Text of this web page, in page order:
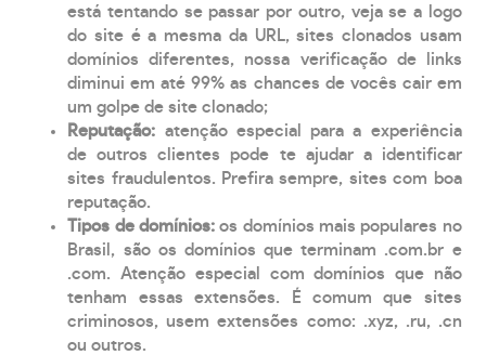
está tentando se passar por outro, veja se a logo
do site é a mesma da URL, sites clonados usam
domínios diferentes, nossa verificação de links
diminui em até 99% as chances de vocês cair em
um golpe de site clonado;
Reputação: atenção especial para a experiência
de outros clientes pode te ajudar a identificar
sites fraudulentos. Prefira sempre, sites com boa
reputação.
Tipos de domínios:os domínios mais populares no
Brasil, são os domínios que terminam .com.br e
.com. Atenção especial com domínios que não
tenham essas extensões. É comum que sites
criminosos, usem extensões como: .xyz, .ru, .cn
ou outros.